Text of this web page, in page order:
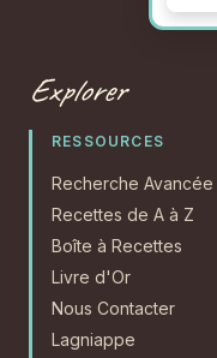
Explorer
RESSOURCES
Recherche Avancée
Recettes de A à Z
Boîte à Recettes
Livre d'Or
Nous Contacter
Lagniappe